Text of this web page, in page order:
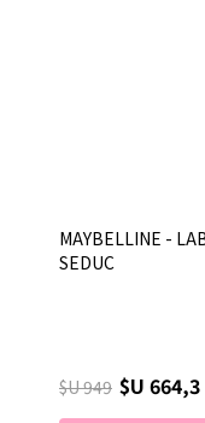
MAYBELLINE -
SEDUC
$U 949 $U 664,3